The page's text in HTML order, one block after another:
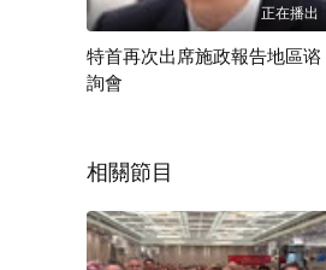
制」下擁有國家機遇和國際機
到功成。謝謝大家。
正在播出
特首再次出席施政報告地區谘
詢會
相關節目